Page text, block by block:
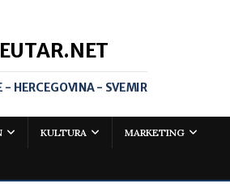
- HERCEGOVINA - SVEMIR
KULTURA MARKETING